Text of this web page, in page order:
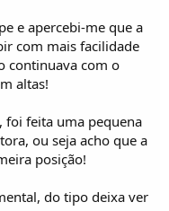
e apercebi-me que a
com mais facilidade
continuava com o
altas!
foi feita uma pequena
ou seja acho que a
posição!
do tipo deixa ver